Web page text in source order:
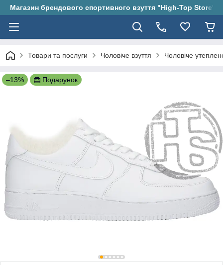
Магазин брендового спортивного взуття "High-Top Store"
Товари та послуги Чоловіче взуття Чоловіче
–13% Подарунок